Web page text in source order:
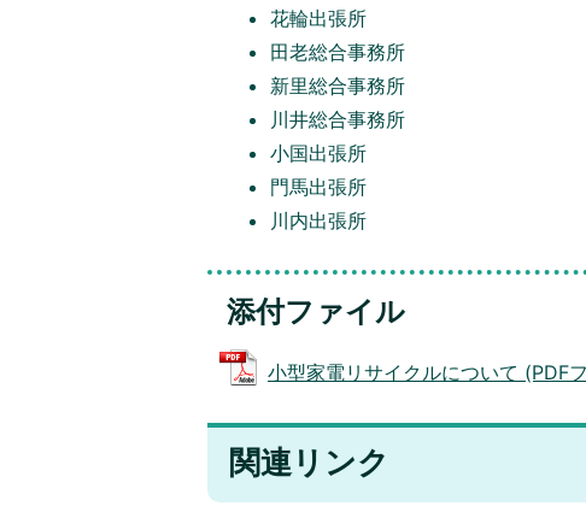
花輪出張所
田老総合事務所
新里総合事務所
川井総合事務所
小国出張所
門馬出張所
川内出張所
添付ファイル
小型家電リサイクルについて (PDF
関連リンク